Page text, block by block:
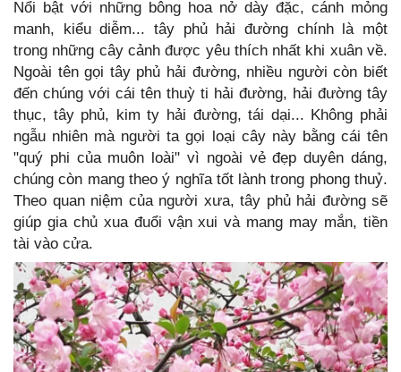
Nổi bật với những bông hoa nở dày đặc, cánh mỏng
manh, kiểu diễm... tây phủ hải đường chính là một
trong những cây cảnh được yêu thích nhất khi xuân về.
Ngoài tên gọi tây phủ hải đường, nhiều người còn biết
đến chúng với cái tên thuỳ ti hải đường, hải đường tây
thục, tây phủ, kim ty hải đường, tái dại... Không phải
ngẫu nhiên mà người ta gọi loại cây này bằng cái tên
"quý phi của muôn loài" vì ngoài vẻ đẹp duyên dáng,
chúng còn mang theo ý nghĩa tốt lành trong phong thuỷ.
Theo quan niệm của người xưa, tây phủ hải đường sẽ
giúp gia chủ xua đuổi vận xui và mang may mắn, tiền
tài vào cửa.